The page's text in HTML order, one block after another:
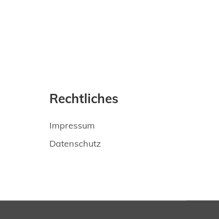
Rechtliches
Impressum
Datenschutz